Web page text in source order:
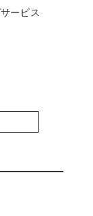
ービス